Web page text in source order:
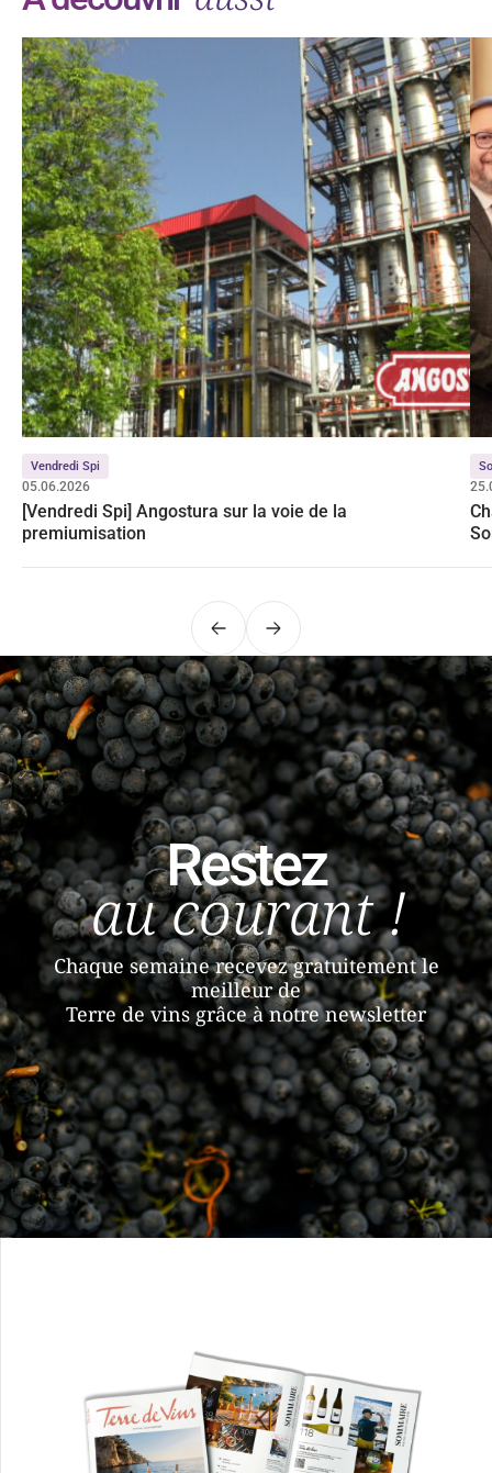
Vendredi Spi
05.06.2026
[Vendredi Spi] Angostura sur la voie de la
premiumisation
PrécédentSuivant
Restez
au courant !
Chaque semaine recevez gratuitement le
meilleur de
Terre de vins grâce à notre newsletter